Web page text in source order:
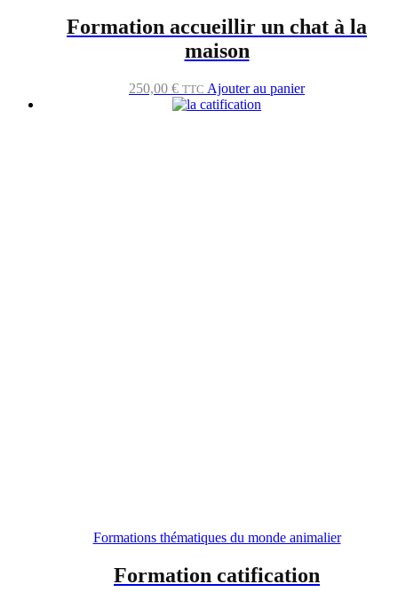
Formation accueillir un chat à la
maison
250,00 € TTC Ajouter au panier
Formations thématiques du monde animalier
Formation catification